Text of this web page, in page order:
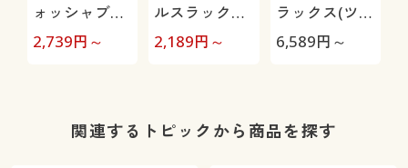
ォッシャブル
スラックス(ツ
2,739円～
ルスラックス
(ツータック)
2,189円～
ラックス(ツー
タック)/洗濯
6,589円～
関連するトピックから商品を探す